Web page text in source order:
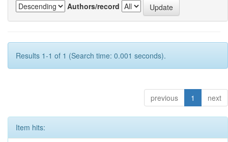
Authors/record
Results 1-1 of 1 (Search time: 0.001 seconds).
previous 1 next
Item hits: